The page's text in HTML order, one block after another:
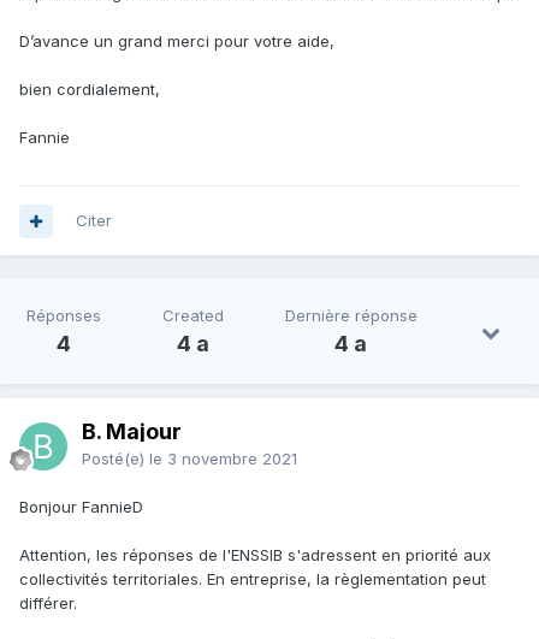
D’avance un grand merci pour votre aide,
bien cordialement,
Fannie
Citer
Réponses
4
Created
4 a
Dernière réponse
4 a
B. Majour
Posté(e) le 3 novembre 2021
Bonjour FannieD
Attention, les réponses de l'ENSSIB s'adressent en priorité aux
collectivités territoriales. En entreprise, la règlementation peut
différer.